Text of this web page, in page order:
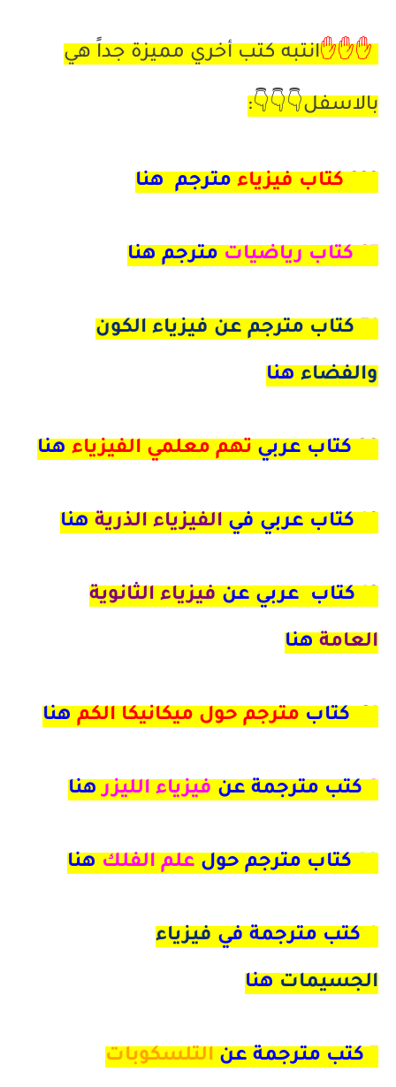
✋✋✋انتبه كتب أخري مميزة جداً هي
بالاسفل👇👇👇:
كتاب فيزياء مترجم هنا
كتاب رياضيات مترجم هنا
كتاب مترجم عن فيزياء الكون
والفضاء هنا
كتاب عربي تهم معلمي الفيزياء هنا
الفيزياء الذرية هنا
كتاب عربي عن فيزياء الثانوية
العامة هنا
مترجم حول ميكانيكا الكم هنا
كتب مترجمة عن فيزياء الليزرهنا
كتاب مترجم حول علم الفلك هنا
فيزياء
الجسيمات هنا
كتب مترجمة عن التلسكوبات